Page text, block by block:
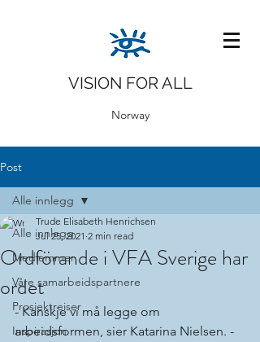
VISION FOR ALL
Norway
Post
Alle innlegg
Medlemmer
Våre samarbeidspartnere
Prosjektreiser
Inspirasjon
Alle innlegg
Ordförande i VFA Sverige har
ordet
Trude Elisabeth Henrichsen
Jul 25, 2021 2 min read
- Kanskje vi må legge om
arbeidsformen, sier Katarina Nielsen. -